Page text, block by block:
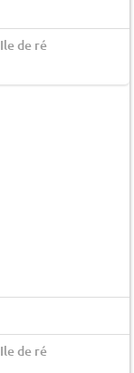
de ré
de ré